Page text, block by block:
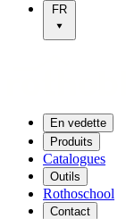
FR
En vedette
Produits
Catalogues
Outils
Rothoschool
Contact